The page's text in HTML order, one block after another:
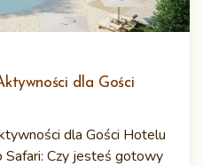
dla Gości
dla Gości Hotelu
Safari: Czy jesteś gotowy